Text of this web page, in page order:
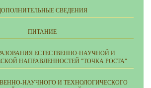
СВЕДЕНИЯ
ПИТАНИЕ
ЕСТЕСТВЕННО-НАУЧНОЙ И
НАПРАВЛЕННОСТЕЙ "ТОЧКА РОСТА"
НАУЧНОГО И ТЕХНОЛОГИЧЕСКОГО